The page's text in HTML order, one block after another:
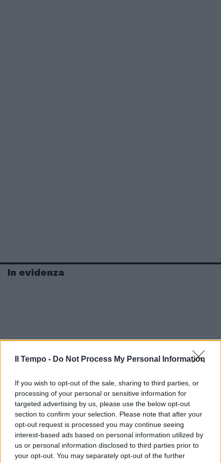
Il Tempo - Do Not Process My Personal Information
If you wish to opt-out of the sale, sharing to third parties, or
processing of your personal or sensitive information for
targeted advertising by us, please use the below opt-out
section to confirm your selection. Please note that after your
opt-out request is processed you may continue seeing
interest-based ads based on personal information utilized by
us or personal information disclosed to third parties prior to
your opt-out. You may separately opt-out of the further
In evidenza